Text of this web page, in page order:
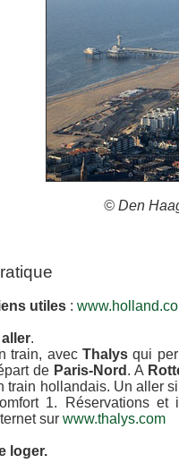
© Den
utiles :
.
train, avec Thalysqui
de Paris-Nord . A
train hollandais. Un aller
1. Réservations et
sur www.thalys.com
loger.